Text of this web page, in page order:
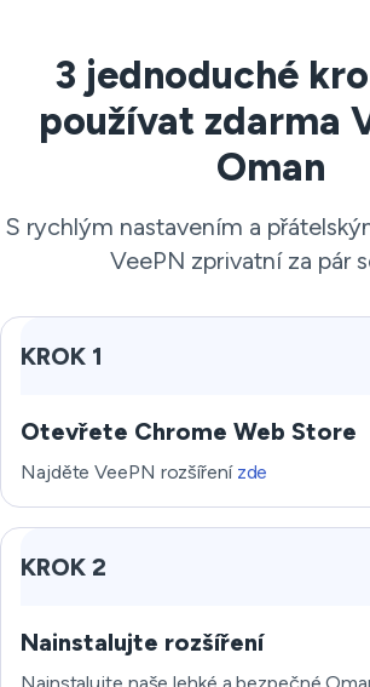
3 jednoduché
používat zdarma
Oman
S rychlým nastavením a
VeePN zprivatní za pár
KROK 1
Otevřete Chrome Web Store
Najděte VeePN rozšíření zde
KROK 2
Nainstalujte rozšíření